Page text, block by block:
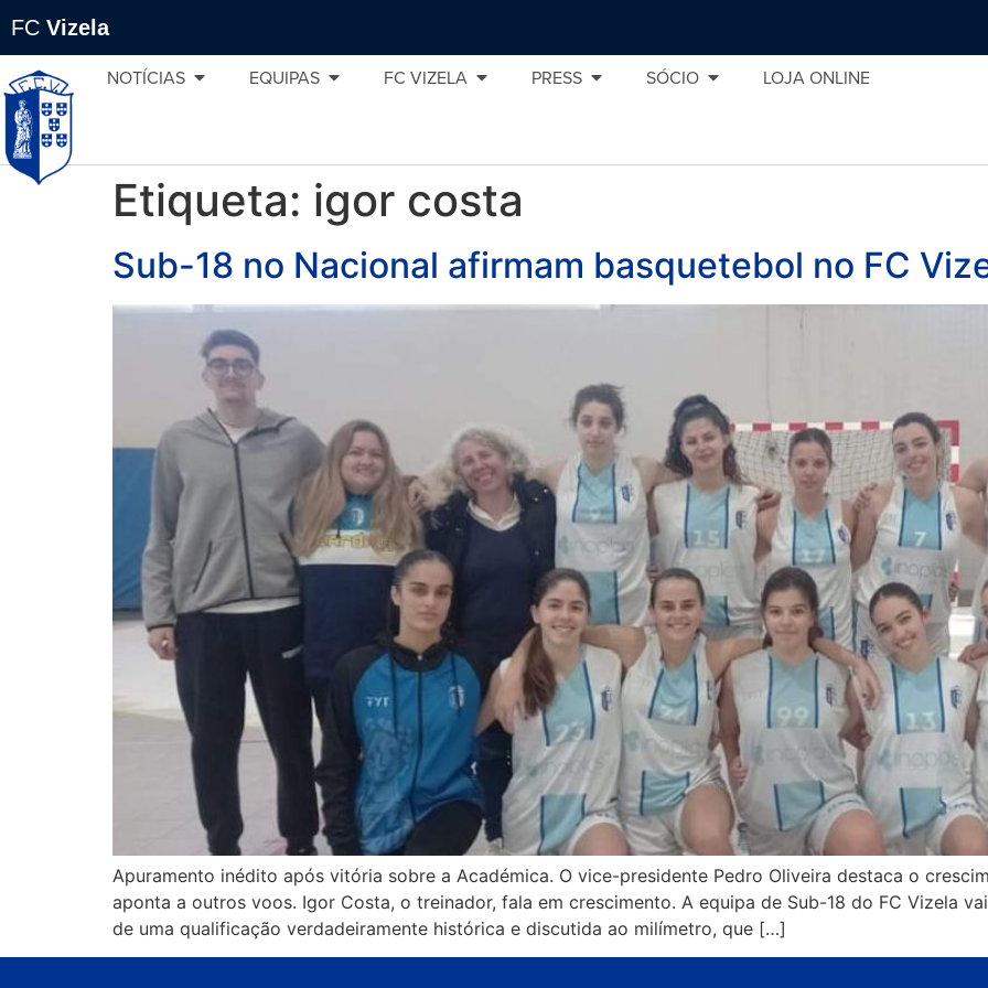
FC Vizela
NOTÍCIAS EQUIPAS FC VIZELA PRESS SÓCIO LOJA ONLINE
Etiqueta: igor costa
Sub-18 no Nacional afirmam basquetebol no FC
Apuramento inédito após vitória sobre a Académica. O vice-presidente Pedro Oliveira destaca o
aponta a outros voos. Igor Costa, o treinador, fala em crescimento. A equipa de Sub-18 do FC Vizela
de uma qualificação verdadeiramente histórica e discutida ao milímetro, que […]